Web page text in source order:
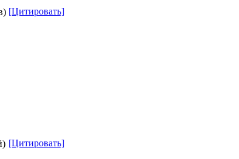
[Цитировать]
[Цитировать]